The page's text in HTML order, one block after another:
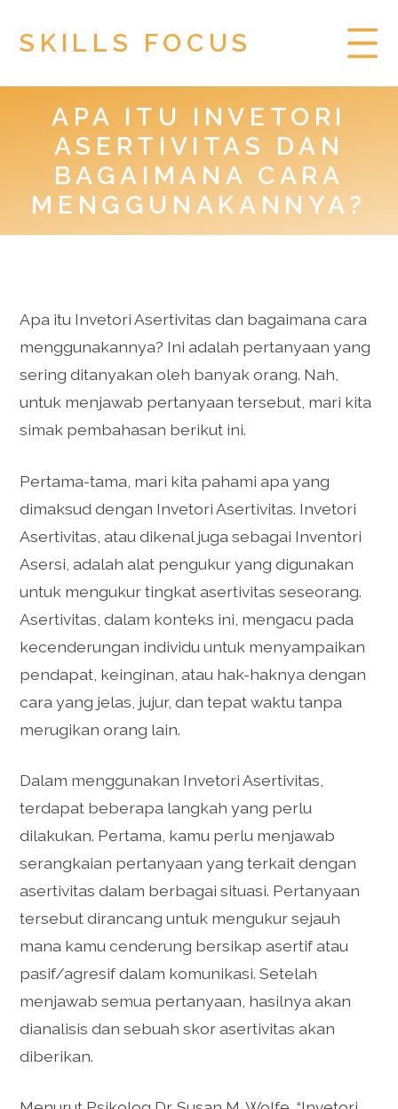
SKILLS FOCUS
HOME
PRIVACY POLICY
TOGEL HONGKONG
APA ITU INVETORI
ASERTIVITAS DAN
BAGAIMANA CARA
MENGGUNAKANNYA?
Apa itu Invetori Asertivitas dan bagaimana cara
menggunakannya? Ini adalah pertanyaan yang
sering ditanyakan oleh banyak orang. Nah,
untuk menjawab pertanyaan tersebut, mari kita
simak pembahasan berikut ini.
Pertama-tama, mari kita pahami apa yang
dimaksud dengan Invetori Asertivitas. Invetori
Asertivitas, atau dikenal juga sebagai Inventori
Asersi, adalah alat pengukur yang digunakan
untuk mengukur tingkat asertivitas seseorang.
Asertivitas, dalam konteks ini, mengacu pada
kecenderungan individu untuk menyampaikan
pendapat, keinginan, atau hak-haknya dengan
cara yang jelas, jujur, dan tepat waktu tanpa
merugikan orang lain.
Dalam menggunakan Invetori Asertivitas,
terdapat beberapa langkah yang perlu
dilakukan. Pertama, kamu perlu menjawab
serangkaian pertanyaan yang terkait dengan
asertivitas dalam berbagai situasi. Pertanyaan
tersebut dirancang untuk mengukur sejauh
mana kamu cenderung bersikap asertif atau
pasif/agresif dalam komunikasi. Setelah
menjawab semua pertanyaan, hasilnya akan
dianalisis dan sebuah skor asertivitas akan
diberikan.